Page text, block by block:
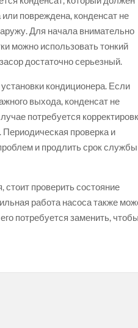
повреждена, конденсат не
Для начала внимательно
можно использовать тонкий
достаточно серьезный.
кондиционера. Если
выхода, конденсат не
потребуется
проверка и
и продлить срок службы
стоит проверить состояние
работа насоса также
потребуется заменить, чтобы